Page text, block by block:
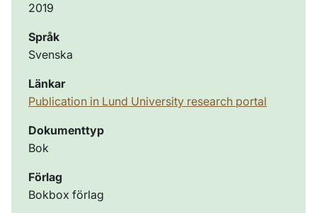
2019
Språk
Svenska
Länkar
Publication in Lund University research portal
Dokumenttyp
Bok
Förlag
Bokbox förlag